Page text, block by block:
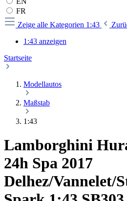
FR
Zeige alle Kategorien 1:43
1:43 anzeigen
Startseite
Modellautos
Maßstab
1:43
Lamborghini
24h Spa 2017
Delhez/Vannelet/